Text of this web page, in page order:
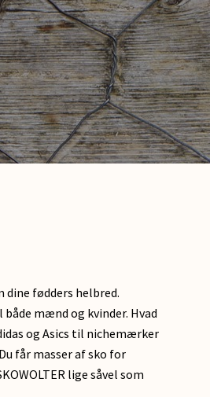
dine fødders helbred.
mænd og kvinder. Hvad
og Asics til nichemærker
får masser af sko for
lige såvel som